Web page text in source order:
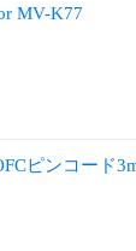
MV-K77
ピンコード